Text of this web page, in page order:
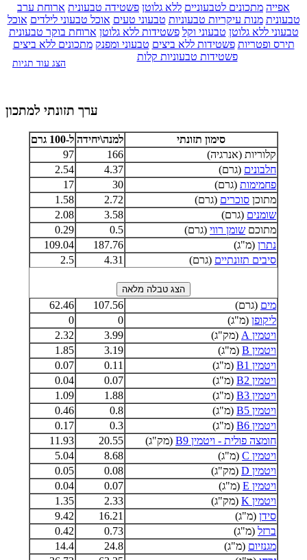
אפייה מתכונים לטבעוניים ללא גלוטן פשטידה טבעונית ארוחת ערב
טבעונית מנות עיקריות טבעוניות טבעוני טעים אוכל טבעוני לילדים אוכל
טבעוני ללא גלוטן טבעוני וקל פשטידות ללא גלוטן ארוחת בוקר טבעונית
תירס ופטריות פשטידות ללא ביצים טבעוני ומפנק מתכונים ללא ביצים
פשטידות טבעוניות קלות
הצג עוד תגיות
ערך תזונתי למתכון
סימון תזונתי למנה\יחידה ל-100 גרם
קלוריות (אנרגיה)
166
97
חלבונים (גרם) 4.37
2.54
פחמימות (גרם) 30
17
מתוכן סוכרים (גרם) 2.72
1.58
שומנים (גרם) 3.58
2.08
מתוכם שומן רווי (גרם) 0.5
0.29
נתרן (מ"ג) 187.76
109.04
סיבים תזונתיים (גרם) 4.31
2.5
מים (גרם) 107.56
62.46
ליקופן (מ"ג) 0
0
ויטמין A
(מק"ג) 3.99
2.32
ויטמין B
(מ"ג) 3.19
1.85
ויטמין B1
(מ"ג) 0.11
0.07
ויטמין B2
(מ"ג) 0.07
0.04
ויטמין B3
(מ"ג) 1.88
1.09
ויטמין B5
(מ"ג) 0.8
0.46
ויטמין B6
(מ"ג) 0.3
0.17
חומצה פולית - ויטמין B9
(מק"ג) 20.55
11.93
ויטמין C
(מ"ג) 8.68
5.04
ויטמין D
(מק"ג) 0.08
0.05
ויטמין E
(מ"ג) 0.07
0.04
ויטמין K
(מק"ג) 2.33
1.35
סידן (מ"ג) 16.21
9.42
ברזל (מ"ג) 0.73
0.42
מגנזיום (מ"ג) 24.8
14.4